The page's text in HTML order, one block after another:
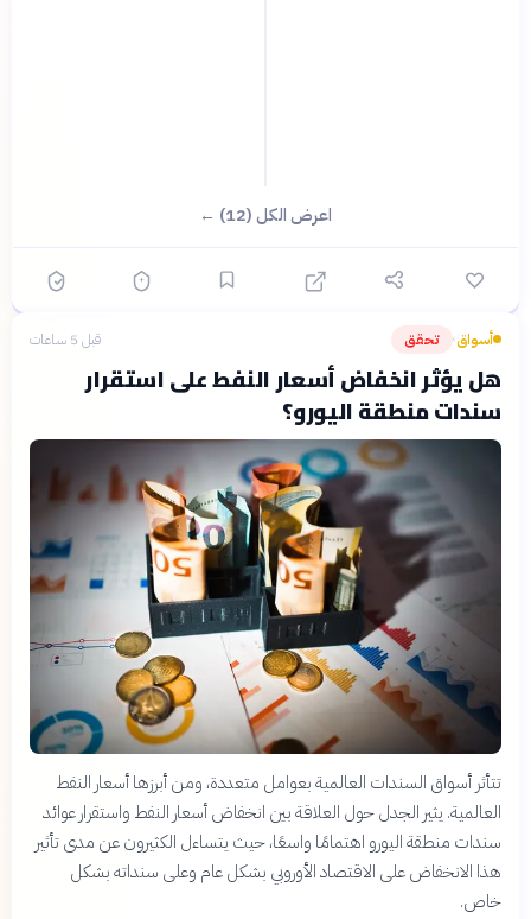
اعرض الكل (12) ←
أسواق› تحقق قبل 5 ساعات
هل يؤثر انخفاض أسعار النفط على استقرار
سندات منطقة اليورو؟
تتأثر أسواق السندات العالمية بعوامل متعددة، ومن أبرزها أسعار النفط
العالمية. يثير الجدل حول العلاقة بين انخفاض أسعار النفط واستقرار عوائد
سندات منطقة اليورو اهتمامًا واسعًا، حيث يتساءل الكثيرون عن مدى تأثير
هذا الانخفاض على الاقتصاد الأوروبي بشكل عام وعلى سنداته بشكل
خاص.